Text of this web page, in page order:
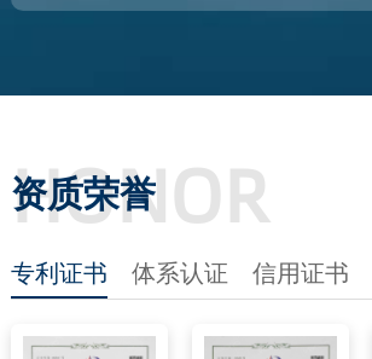
资质荣誉
HONOR
专利证书 体系认证 信用证书